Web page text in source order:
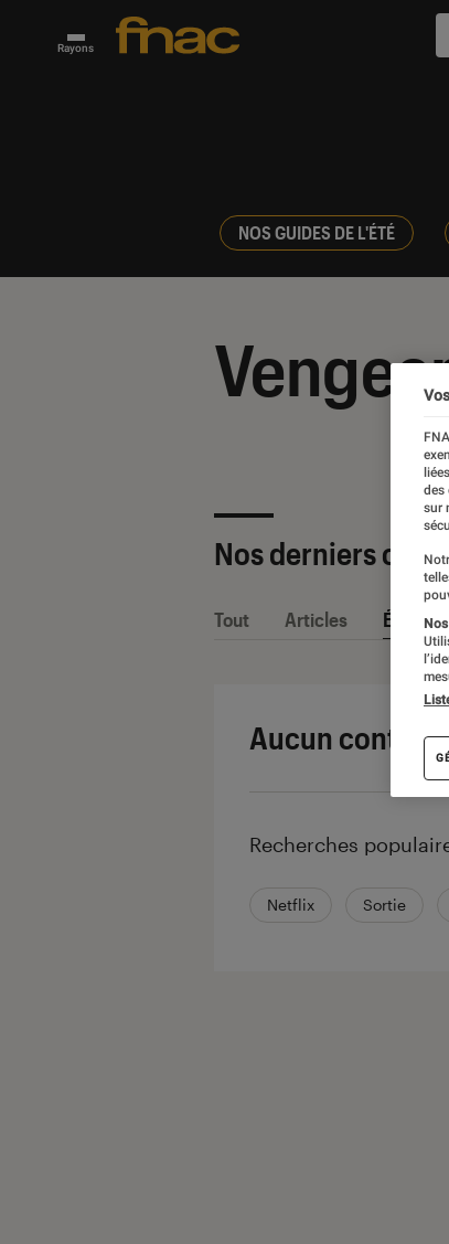
Rayons
NOS GUIDES DE L'ÉTÉ
Nos derniers
Tout Articles
Aucun contenu
Recherches
Netflix Sortie
des
sur